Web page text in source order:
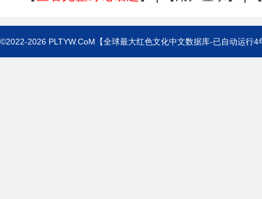
©2022-2026 PLTYW.CoM 【全球最大红色文化中文数据库-已自动运行4